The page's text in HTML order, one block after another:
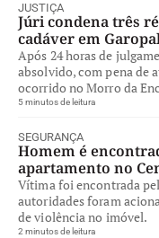
JUSTIÇA
Júri condena três
cadáver em
Após 24 horas de
absolvido, com pena de
ocorrido no Morro da
5 minutos de leitura
SEGURANÇA
Homem é
apartamento no
Vítima foi encontrada
autoridades foram
de violência no imóvel.
2 minutos de leitura